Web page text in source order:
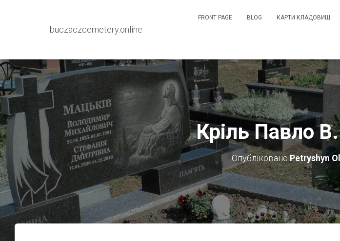
buczaczcemetery.online
FRONT PAGE BLOG КАРТИ КЛАДОВИЩ
Кріль Павло
ОпублікованоPetryshyn